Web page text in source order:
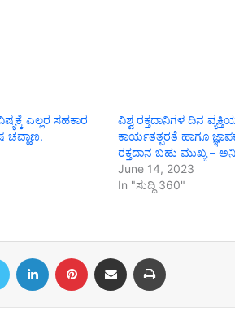
ಎಲ್ಲರ ಸಹಕಾರ
ಚವ್ಹಾಣ.
ವಿಶ್ವ ರಕ್ತದಾನಿಗಳ ದಿನ
ಕಾರ್ಯತತ್ಪರತೆ ಹಾಗೂ
ರಕ್ತದಾನ ಬಹು ಮುಖ್ಯ –
June 14, 2023
In "ಸುದ್ದಿ 360"
Twitter LinkedIn Pinterest Share via Email